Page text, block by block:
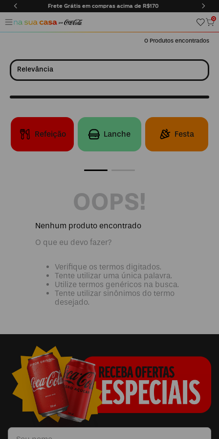
acima de R$170 Entregas somente na cidade do
0
0
Relevância
Refeição Lanche Festa
OOPS!
Nenhum produto encontrado
O que eu devo fazer?
Verifique os termos digitados.
Tente utilizar uma única palavra.
Utilize termos genéricos na busca.
Tente utilizar sinônimos do termo
desejado.